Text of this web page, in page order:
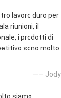
lavoro duro per
riunioni, il
i prodotti di
sono molto
—— Jody
siamo